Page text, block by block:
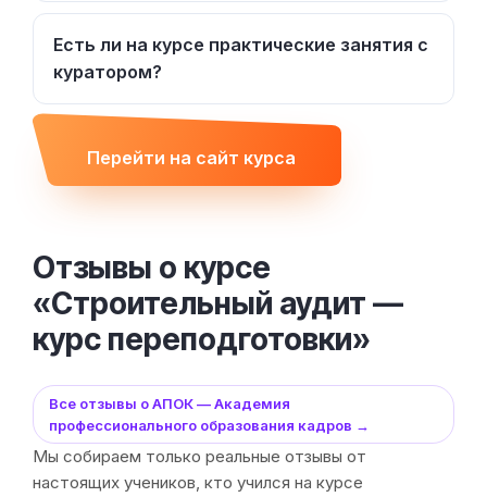
Есть ли на курсе практические занятия с
куратором?
Перейти на сайт курса
Отзывы о курсе
«Строительный аудит —
курс переподготовки»
Все отзывы о АПОК — Академия
профессионального образования кадров →
Мы собираем только реальные отзывы от
настоящих учеников, кто учился на курсе